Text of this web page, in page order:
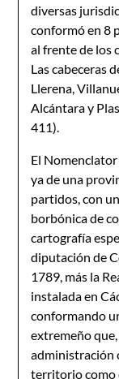
diversas
conformó en 8
al frente de los
Las cabeceras
Llerena,
Alcántara y
411).
El
ya de una
partidos, con
borbónica de
cartografía
diputación de
1789, más la
instalada en
conformando
extremeño
administración
territorio como